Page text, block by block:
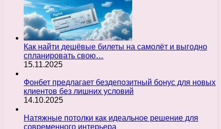
Как найти дешёвые билеты на самолёт и выгодно
спланировать свою…
15.11.2025
Фонбет предлагает бездепозитный бонус для новых
клиентов без лишних условий
14.10.2025
Натяжные потолки как идеальное решение для
современного интерьера